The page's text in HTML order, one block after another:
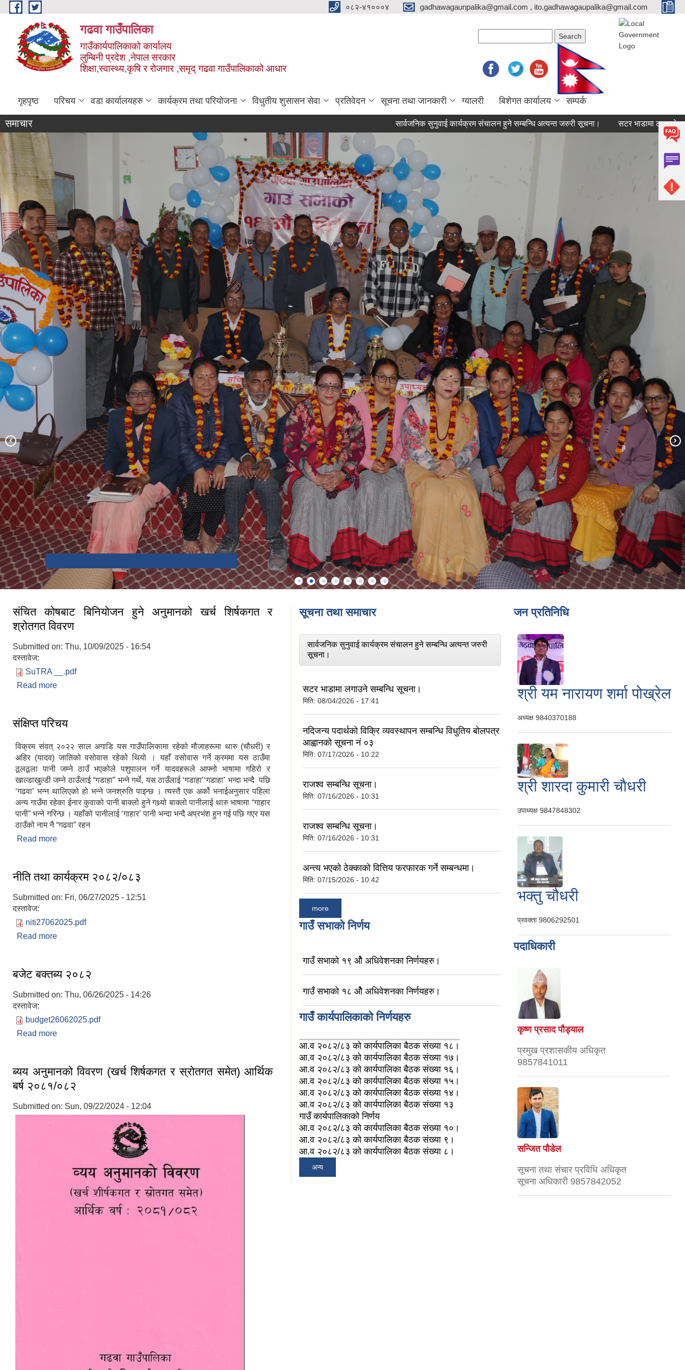
Skip to main content ०८२-४१०००४ gadhawagaunpalika@gmail.com , ito.gadhawagaupalika@gmail.com
गढवा गाउँपालिका
गाउँकार्यपालिकाको कार्यालय
लुम्बिनी प्रदेश ,नेपाल सरकार
शिक्षा,स्वास्थ्य,कृषि र रोजगार ,समृद् गढवा गाउँपालिकाको आधार
गृहपृष्ठ परिचय वडा कार्यालयहरु कार्यक्रम तथा परियोजना विधुतीय शुसासन सेवा प्रतिवेदन सूचना तथा जानकारी ग्यालरी बिशेगत कार्यालय सम्पर्क
समाचार सार्वजनिक सुनुवाई कार्यक्रम संचालन हुने सम्बन्धि अत्यन्त जरुरी सूचना। सटर भाडामा लगाउने सम्बन्धि
संचित कोषबाट बिनियोजन हुने अनुमानको खर्च शिर्षकगत र
श्रोतगत विवरण
Submitted on: Thu, 10/09/2025 - 16:54
दस्तावेज:
SuTRA __.pdf
Read more
संक्षिप्त परिचय
विक्रम संवत् २०२२ साल अगाडि यस गाउँपालिकामा रहेको मौजाहरूमा थारु (चौधरी) र
अहिर (यादव) जातिको वसोवास रहेको थियो । यहाँ वसोवास गर्ने क्रममा यस ठाउँमा
ठूलठूला पानी जम्ने ठाउँ भएकोले पशुपालन गर्ने यादवहरूले आफ्नो भाषामा गहिरो र
खाल्डाखुल्डी जम्ने ठाउँलाई “गडाहा” भन्ने गर्थे, यस ठाउँलाई ‘गडाहा’‘गडाहा’ भन्दा भन्दै पछि
‘गढवा’ भन्न थालिएको हो भन्ने जनश्रुति पाइन्छ । त्यस्तै एक अर्को भनाईअनुसार पहिला
अन्य गाउँमा रहेका ईनार कुवाको पानी बाक्लो हुने गथ्र्यो बाक्लो पानीलाई थारु भाषामा “गाहार
पानी” भन्ने गरिन्छ । यहाँको पानीलाई ‘गाहार’ पानी भन्दा भन्दै अप्रभंश हुन गई पछि गएर यस
ठाउँको नाम नै “गढवा” रहन
Read more
नीति तथा कार्यक्रम २०८२/०८३
Submitted on: Fri, 06/27/2025 - 12:51
दस्तावेज:
niti27062025.pdf
Read more
बजेट बक्तब्य २०८२
Submitted on: Thu, 06/26/2025 - 14:26
दस्तावेज:
budget26062025.pdf
Read more
ब्यय अनुमानको विवरण (खर्च शिर्षकगत र स्रोतगत समेत) आर्थिक
बर्ष २०८१/०८२
Submitted on: Sun, 09/22/2024 - 12:04
सूचना तथा समाचार
सार्वजनिक सुनुवाई कार्यक्रम संचालन हुने सम्बन्धि अत्यन्त जरुरी
सूचना।
सटर भाडामा लगाउने सम्बन्धि सूचना।
मिति: 08/04/2026 - 17:41
नदिजन्य पदार्थको विक्रि व्यवस्थापन सम्बन्धि विधुतिय बोलपत्र
आह्वानको सूचना नं ०३
मिति: 07/17/2026 - 10:22
राजश्व सम्बन्धि सूचना।
मिति: 07/16/2026 - 10:31
राजश्व सम्बन्धि सूचना।
मिति: 07/16/2026 - 10:31
अन्त्य भएको ठेक्काको वित्तिय फरफारक गर्ने सम्बन्धमा।
मिति: 07/15/2026 - 10:42
more
गाउँ सभाको निर्णय
गाउँ सभाको १९ ओै अधिवेशनका निर्णयहरु।
गाउँ सभाको १८ ओै अधिवेशनका निर्णयहरु।
गाउँ कार्यपालिकाको निर्णयहरु
आ.व २०८२/८३ को कार्यपालिका बैठक संख्या १८।
आ.व २०८२/८३ को कार्यपालिका बैठक संख्या १७।
आ.व २०८२/८३ को कार्यपालिका बैठक संख्या १६।
आ.व २०८२/८३ को कार्यपालिका बैठक संख्या १५।
आ.व २०८२/८३ को कार्यपालिका बैठक संख्या १४।
आ.व २०८२/८३ को कार्यपालिका बैठक संख्या १३
गाउँ कार्यपालिकाको निर्णय
आ.व २०८२/८३ को कार्यपालिका बैठक संख्या १०।
आ.व २०८२/८३ को कार्यपालिका बैठक संख्या ९।
आ.व २०८२/८३ को कार्यपालिका बैठक संख्या ८।
अन्य
जन प्रतिनिधि
श्री यम नारायण शर्मा पोख्रेल
अध्यक्ष 9840370188
श्री शारदा कुमारी चाैधरी
उपाध्यक्ष 9847848302
भक्तु चौधरी
प्रवक्ता 9806292501
पदाधिकारी
कृष्ण प्रसाद पौड्याल
प्रमुख प्रशासकीय अधिकृत
9857841011
सन्जित पौडेल
सूचना तथा संचार प्रविधि अधिकृत
सूचना अधिकारी 9857842052